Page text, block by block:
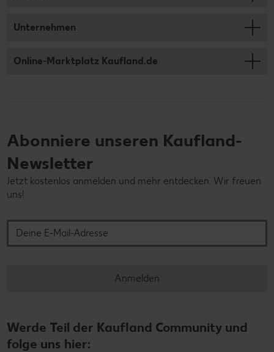
Unternehmen
Online-Marktplatz Kaufland.de
Abonniere unseren Kaufland-
Newsletter
Jetzt kostenlos anmelden und mehr entdecken. Wir freuen
uns!
Anmelden
Werde Teil der Kaufland Community und
folge uns hier: